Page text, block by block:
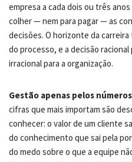
empresa a cada dois ou três
colher — nem para pagar — as
decisões. O horizonte da
do processo, e a decisão racional
irracional para a organização.
Gestão apenas pelos
cifras que mais importam são
conhecer: o valor de um cliente
do conhecimento que sai pela
do medo sobre o que a equipe